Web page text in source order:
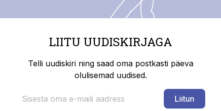
LIITU UUDISKIRJAGA
Telli uudiskiri ning saad oma postkasti päeva
olulisemad uudised.
Liitun